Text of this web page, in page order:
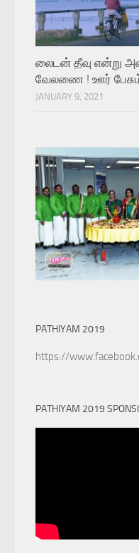
லைடன் தீவு என்று
வேலணை ! ஊர்
JANUARY 9, 2021
PATHIYAM 2019
https://
PATHIYAM 2019